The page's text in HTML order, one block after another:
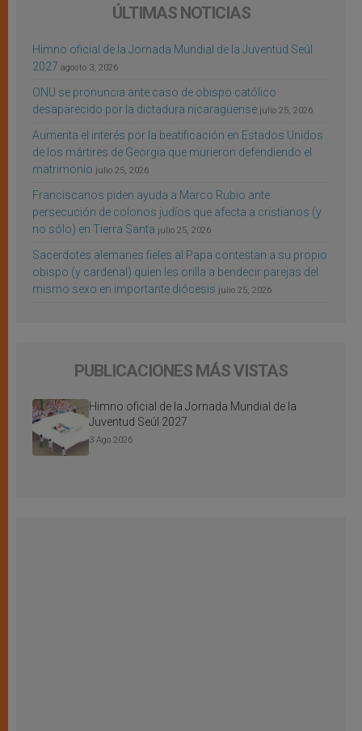
ÚLTIMAS NOTICIAS
Himno oficial de la Jornada Mundial de la Juventud Seúl
2027 agosto 3, 2026
ONU se pronuncia ante caso de obispo católico
desaparecido por la dictadura nicaragüense julio 25, 2026
Aumenta el interés por la beatificación en Estados Unidos
de los mártires de Georgia que murieron defendiendo el
matrimonio julio 25, 2026
Franciscanos piden ayuda a Marco Rubio ante
persecución de colonos judíos que afecta a cristianos (y
no sólo) en Tierra Santa julio 25, 2026
Sacerdotes alemanes fieles al Papa contestan a su propio
obispo (y cardenal) quien les orilla a bendecir parejas del
mismo sexo en importante diócesis julio 25, 2026
PUBLICACIONES MÁS VISTAS
Himno oficial de la Jornada Mundial de la
Juventud Seúl 2027
3 Ago 2026